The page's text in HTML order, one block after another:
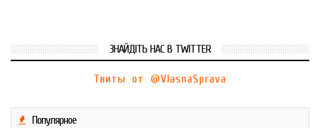
ЗНАЙДІТЬ НАС В TWITTER
Твиты от @VlasnaSprava
Популярное